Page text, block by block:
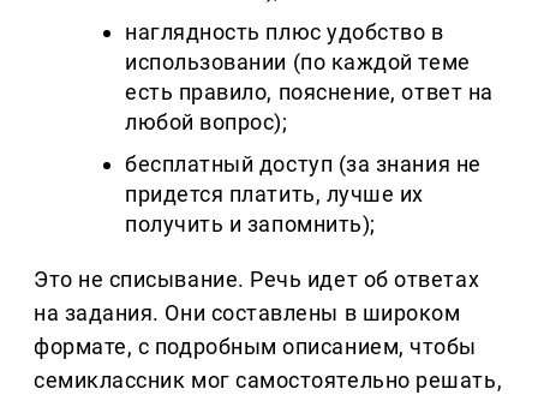
наглядность плюс удобство в
использовании (по каждой теме
есть правило, пояснение, ответ на
любой вопрос);
бесплатный доступ (за знания не
придется платить, лучше их
получить и запомнить);
Это не списывание. Речь идет об ответах
на задания. Они составлены в широком
формате, с подробным описанием, чтобы
семиклассник мог самостоятельно решать,